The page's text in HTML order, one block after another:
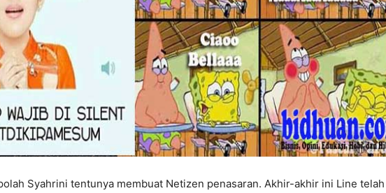
Syahrini tentunya membuat Netizen penasaran. Akhir-akhir ini Line telah